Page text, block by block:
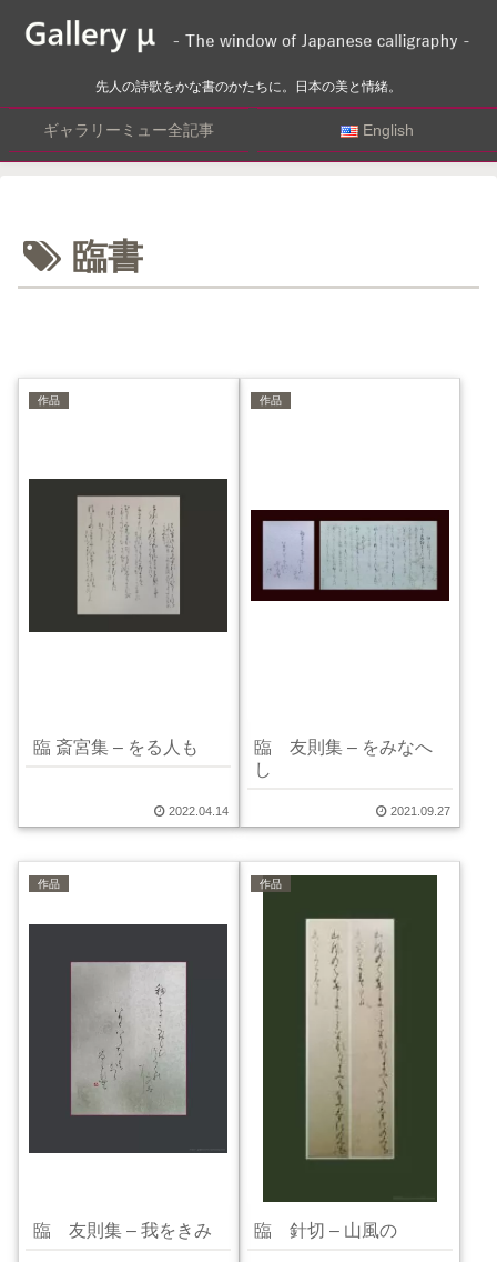
先人の詩歌をかな書のかたちに。日本の美と情緒。
ギャラリーミュー全記事 English
臨書
作品
臨 斎宮集 – をる人も
2022.04.14
作品
臨 友則集 – をみなへ
し
2021.09.27
作品
臨 友則集 – 我をきみ
作品
臨 針切 – 山風の